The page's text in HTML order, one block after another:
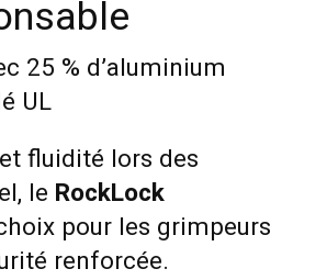
25 % d’aluminium
UL
fluidité lors des
le RockLock
pour les grimpeurs
renforcée.